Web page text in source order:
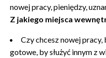
nowej pracy, pieniędzy,
Z jakiego miejsca
Czy chcesz nowej
gotowe, by służyć innym z